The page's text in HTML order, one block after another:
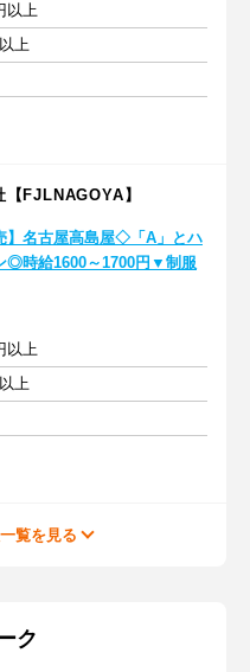
以上
上
FJLNAGOYA】
】名古屋高島屋◇「A」とハ
◎時給1600～1700円▼制服
以上
上
覧を見る
ク